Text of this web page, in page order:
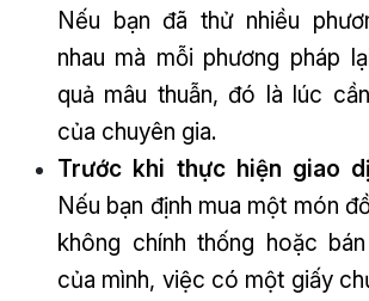
Nếu bạn đã thử nhiều
nhau mà mỗi phương pháp
quả mâu thuẫn, đó là lúc
của chuyên gia.
Trước khi thực hiện giao
Nếu bạn định mua một món
không chính thống hoặc
của mình, việc có một giấy